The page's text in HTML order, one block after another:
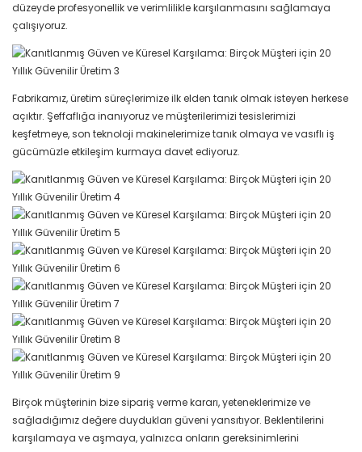
düzeyde profesyonellik ve verimlilikle karşılanmasını sağlamaya
çalışıyoruz.
Fabrikamız, üretim süreçlerimize ilk elden tanık olmak isteyen herkese
açıktır. Şeffaflığa inanıyoruz ve müşterilerimizi tesislerimizi
keşfetmeye, son teknoloji makinelerimize tanık olmaya ve vasıflı iş
gücümüzle etkileşim kurmaya davet ediyoruz.
Birçok müşterinin bize sipariş verme kararı, yeteneklerimize ve
sağladığımız değere duydukları güveni yansıtıyor. Beklentilerini
karşılamaya ve aşmaya, yalnızca onların gereksinimlerini